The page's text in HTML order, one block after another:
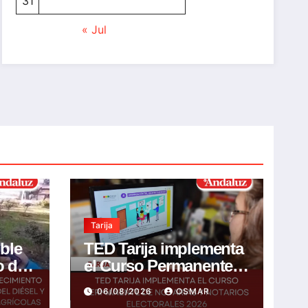
« Jul
de
y
Tarija
TED Tarija implementa
el Curso Permanente
de Notarias y Notarios
Electorales 2026
06/08/2026 OSMAR